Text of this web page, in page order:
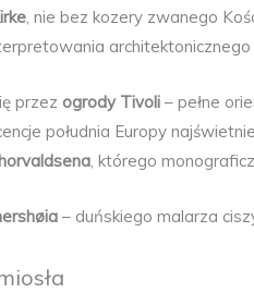
, nie bez kozery zwanego
przez ogrody Tivoli – pełne
południa Europy
, którego
– duńskiego malarza